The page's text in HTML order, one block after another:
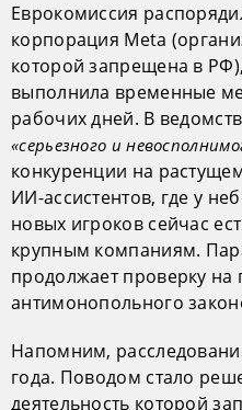
Еврокомиссия
корпорация Meta
которой запрещена в
выполнила временные
рабочих дней. В
«серьезного и
конкуренции на
ИИ-ассистентов, где у
новых игроков сейчас
крупным компаниям.
продолжает проверку
антимонопольного
Напомним,
года. Поводом стало
деятельность которой